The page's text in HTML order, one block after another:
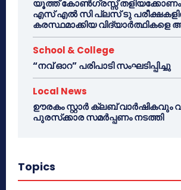
യൂത്ത് കോൺഗ്രസ്സ് തളിയക്കോണം
എസ് എൽ സി പ്ലസ് ടു
കരസ്ഥമാക്കിയ വിദ്യാർത്ഥികളെ
School & College
“നവ് ഓറ” പരിപാടി സംഘടിപ്പിച്ചു
Local News
ഊരകം സ്റ്റാർ ക്ലബ് വാർഷികവും
പുരസ്‌ക്കാര സമർപ്പണം നടത്തി
Topics